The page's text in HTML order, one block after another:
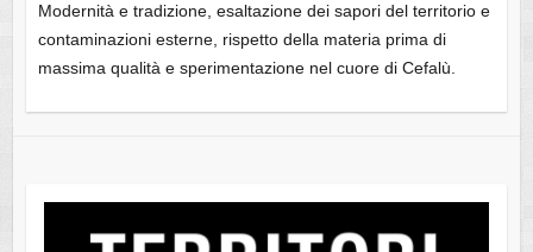
Modernità e tradizione, esaltazione dei sapori del territorio e
contaminazioni esterne, rispetto della materia prima di
massima qualità e sperimentazione nel cuore di Cefalù.